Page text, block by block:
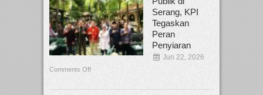
Serang, KPI
Tegaskan
Peran
Penyiaran
Jun 22, 2026
Comments Off